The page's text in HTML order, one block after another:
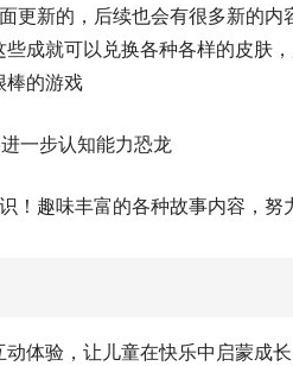
更新的，后续也会有很多新的
成就可以兑换各种各样的皮肤
棒的游戏
一步认知能力恐龙
！趣味丰富的各种故事内容，
动体验，让儿童在快乐中启蒙成